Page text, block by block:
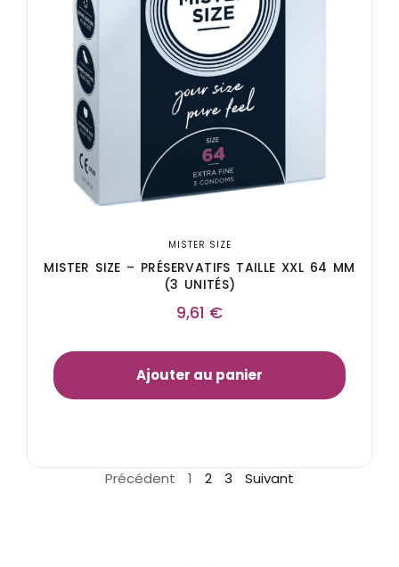
MISTER SIZE
MISTER SIZE – PRÉSERVATIFS TAILLE XXL 64 MM
(3 UNITÉS)
9,61 €
Ajouter au panier
Précédent 1 2 3 Suivant